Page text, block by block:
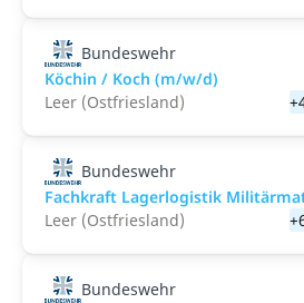
Bundeswehr
Köchin / Koch (m/w/d)
Leer (Ostfriesland)
Bundeswehr
Fachkraft Lagerlogistik
Leer (Ostfriesland)
Bundeswehr